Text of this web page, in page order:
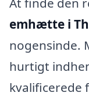
emhætte i
nogensinde.
hurtigt
kvalificerede